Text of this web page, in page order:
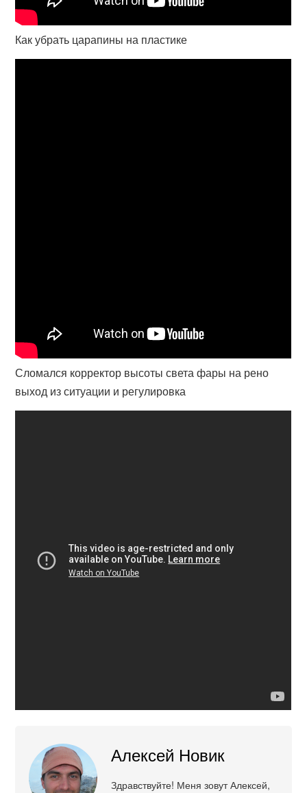
Как убрать царапины на пластике
Сломался корректор высоты света фары на рено
выход из ситуации и регулировка
Алексей Новик
Здравствуйте! Меня зовут Алексей,